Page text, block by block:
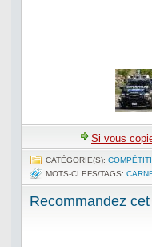
Si vous
CATÉGORIE(S):
MOTS-CLEFS/TAGS:
Recommandez